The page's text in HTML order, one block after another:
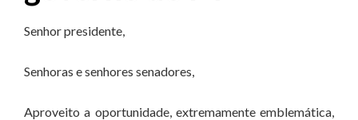
Senhor presidente,
Senhoras e senhores senadores,
Aproveito a oportunidade, extremamente emblemática,